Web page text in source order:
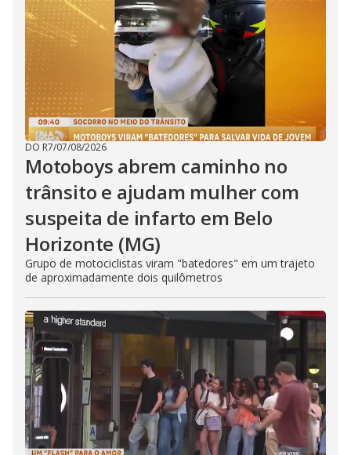
DO R7/07/08/2026
Motoboys abrem caminho no
trânsito e ajudam mulher com
suspeita de infarto em Belo
Horizonte (MG)
Grupo de motociclistas viram "batedores" em um trajeto
de aproximadamente dois quilômetros